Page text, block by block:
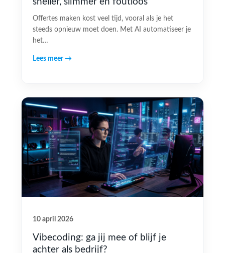
Offertes maken kost veel tijd, vooral als je het
steeds opnieuw moet doen. Met AI automatiseer je
het…
Lees meer →
10 april 2026
Vibecoding: ga jij mee of blijf je
achter als bedrijf?